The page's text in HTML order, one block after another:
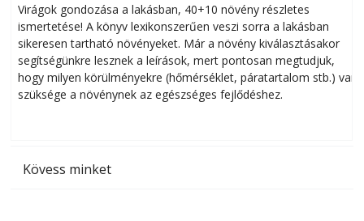
Virágok gondozása a lakásban, 40+10 növény részletes
ismertetése! A könyv lexikonszerűen veszi sorra a lakásban
sikeresen tart­ha­tó növényeket. Már a növény kiválasztásakor
segítségünkre lesznek a leírások, mert pontosan megtudjuk,
hogy milyen körülményekre (hőmérséklet, páratartalom stb.) van
szüksége a növénynek az egészséges fejlődéshez.
Kövess minket